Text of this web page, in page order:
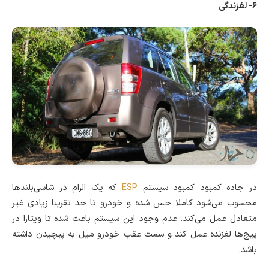
۶- لغزندگی
در جاده کمبود کمبود سیستم ESP که یک الزام در شاسی‌بلندها
محسوب می‌شود کاملا حس شده و خودرو تا حد تقریبا زیادی غیر
متعادل عمل می‌کند. عدم وجود این سیستم باعث شده تا ویتارا در
پیچ‌ها لغزنده عمل کند و سمت عقب خودرو میل به پیچیدن داشته
باشد.